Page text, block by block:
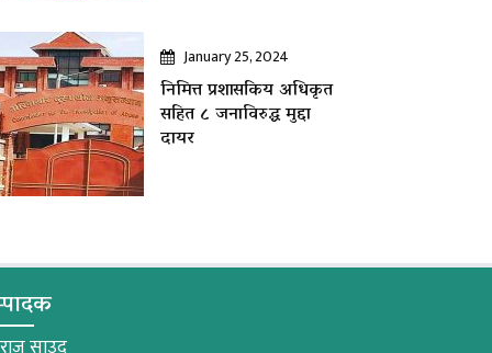
January 25, 2024
निमित्त प्रशासकिय अधिकृत
सहित ८ जनाविरुद्ध मुद्दा
दायर